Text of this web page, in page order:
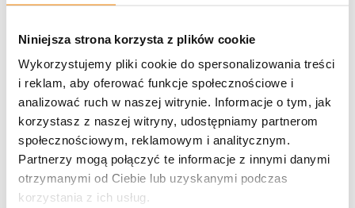
Niniejsza strona korzysta z plików cookie
Wykorzystujemy pliki cookie do spersonalizowania treści
i reklam, aby oferować funkcje społecznościowe i
analizować ruch w naszej witrynie. Informacje o tym, jak
korzystasz z naszej witryny, udostępniamy partnerom
społecznościowym, reklamowym i analitycznym.
Partnerzy mogą połączyć te informacje z innymi danymi
otrzymanymi od Ciebie lub uzyskanymi podczas
korzystania z ich usług.
Potrzebujesz większą ilość? Zapraszamy do naszej
hurtownii Przejdź do hurtowni B2B
Opis produktu